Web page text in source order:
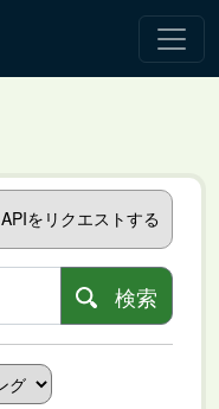
APIをリクエストする
検索